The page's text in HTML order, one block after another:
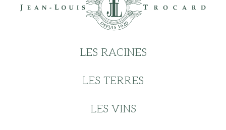
LES RACINES
LES TERRES
LES VINS